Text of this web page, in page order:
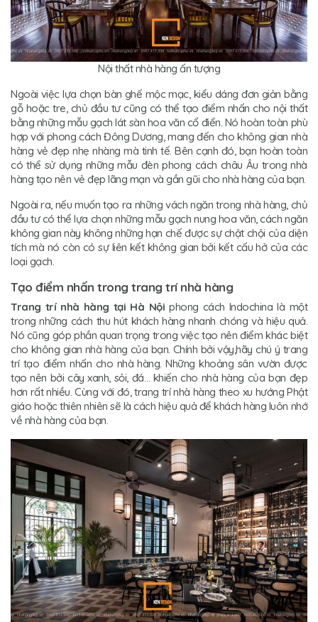
Nội thất nhà hàng ấn tượng
Ngoài việc lựa chọn bàn ghế mộc mạc, kiểu dáng đơn giản bằng
gỗ hoặc tre, chủ đầu tư cũng có thể tạo điểm nhấn cho nội thất
bằng những mẫu gạch lát sàn hoa văn cổ điển. Nó hoàn toàn phù
hợp với phong cách Đông Dương, mang đến cho không gian nhà
hàng vẻ đẹp nhẹ nhàng mà tinh tế. Bên cạnh đó, bạn hoàn toàn
có thể sử dụng những mẫu đèn phong cách châu Âu trong nhà
hàng tạo nên vẻ đẹp lãng mạn và gần gũi cho nhà hàng của bạn.
Ngoài ra, nếu muốn tạo ra những vách ngăn trong nhà hàng, chủ
đầu tư có thể lựa chọn những mẫu gạch nung hoa văn, cách ngăn
không gian này không những hạn chế được sự chật chội của diện
tích mà nó còn có sự liên kết không gian bởi kết cấu hở của các
loại gạch.
Tạo điểm nhấn trong trang trí nhà hàng
Trang trí nhà hàng tại Hà Nộiphong cách Indochina là một
trong những cách thu hút khách hàng nhanh chóng và hiệu quả.
Nó cũng góp phần quan trọng trong việc tạo nên điểm khác biệt
cho không gian nhà hàng của bạn. Chính bởi vậy,hãy chú ý trang
trí tạo điểm nhấn cho nhà hàng. Những khoảng sân vườn được
tạo nên bởi cây xanh, sỏi, đá… khiến cho nhà hàng của bạn đẹp
hơn rất nhiều. Cùng với đó, trang trí nhà hàng theo xu hướng Phật
giáo hoặc thiên nhiên sẽ là cách hiệu quả để khách hàng luôn nhớ
về nhà hàng của bạn.